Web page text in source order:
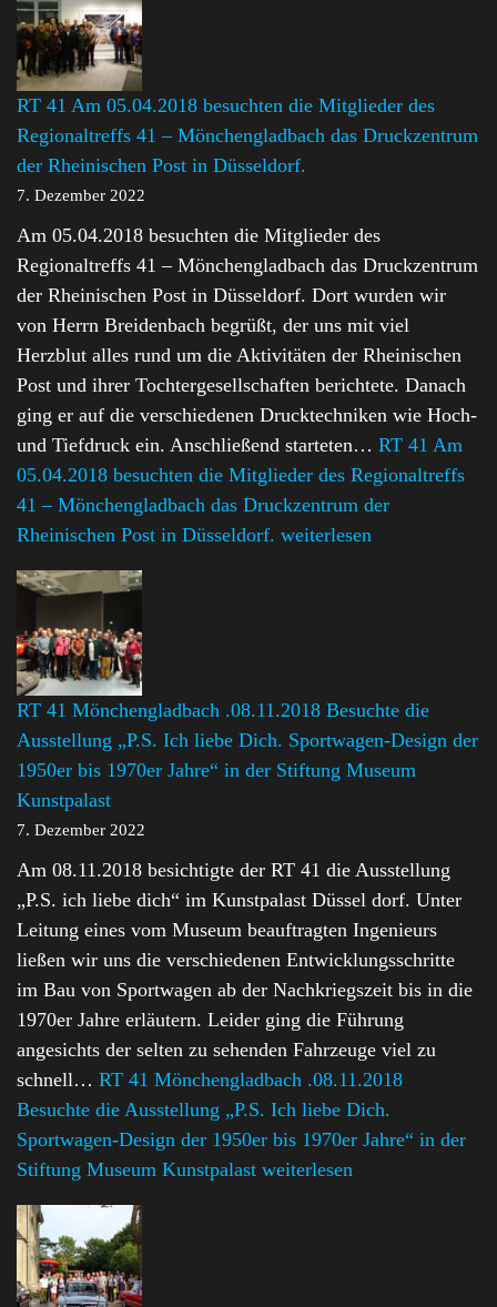
RT 41 Am 05.04.2018 besuchten die Mitglieder des
Regionaltreffs 41 – Mönchengladbach das Druckzentrum
der Rheinischen Post in Düsseldorf.
7. Dezember 2022
Am 05.04.2018 besuchten die Mitglieder des
Regionaltreffs 41 – Mönchengladbach das Druckzentrum
der Rheinischen Post in Düsseldorf. Dort wurden wir
von Herrn Breidenbach begrüßt, der uns mit viel
Herzblut alles rund um die Aktivitäten der Rheinischen
Post und ihrer Tochtergesellschaften berichtete. Danach
ging er auf die verschiedenen Drucktechniken wie Hoch-
und Tiefdruck ein. Anschließend starteten… RT 41 Am
05.04.2018 besuchten die Mitglieder des Regionaltreffs
41 – Mönchengladbach das Druckzentrum der
Rheinischen Post in Düsseldorf. weiterlesen
RT 41 Mönchengladbach .08.11.2018 Besuchte die
Ausstellung „P.S. Ich liebe Dich. Sportwagen-Design der
1950er bis 1970er Jahre“ in der Stiftung Museum
Kunstpalast
7. Dezember 2022
Am 08.11.2018 besichtigte der RT 41 die Ausstellung
„P.S. ich liebe dich“ im Kunstpalast Düssel dorf. Unter
Leitung eines vom Museum beauftragten Ingenieurs
ließen wir uns die verschiedenen Entwicklungsschritte
im Bau von Sportwagen ab der Nachkriegszeit bis in die
1970er Jahre erläutern. Leider ging die Führung
angesichts der selten zu sehenden Fahrzeuge viel zu
schnell… RT 41 Mönchengladbach .08.11.2018
Besuchte die Ausstellung „P.S. Ich liebe Dich.
Sportwagen-Design der 1950er bis 1970er Jahre“ in der
Stiftung Museum Kunstpalast weiterlesen